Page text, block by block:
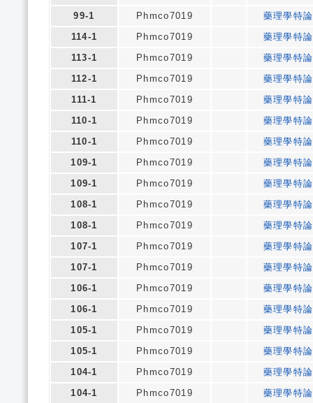
99-1
Phmco7019
藥理學特論
114-1
Phmco7019
藥理學特論
113-1
Phmco7019
藥理學特論
112-1
Phmco7019
藥理學特論
111-1
Phmco7019
藥理學特論
110-1
Phmco7019
藥理學特論
110-1
Phmco7019
藥理學特論
109-1
Phmco7019
藥理學特論
109-1
Phmco7019
藥理學特論
108-1
Phmco7019
藥理學特論
108-1
Phmco7019
藥理學特論
107-1
Phmco7019
藥理學特論
107-1
Phmco7019
藥理學特論
106-1
Phmco7019
藥理學特論
106-1
Phmco7019
藥理學特論
105-1
Phmco7019
藥理學特論
105-1
Phmco7019
藥理學特論
104-1
Phmco7019
藥理學特論
104-1
Phmco7019
藥理學特論